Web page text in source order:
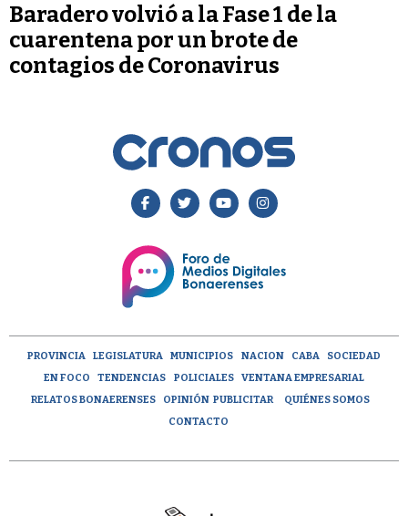
Baradero volvió a la Fase 1 de la
cuarentena por un brote de
contagios de Coronavirus
PROVINCIA LEGISLATURA MUNICIPIOS NACION CABA
SOCIEDAD
EN FOCO
TENDENCIAS POLICIALES
VENTANA EMPRESARIAL
RELATOS BONAERENSES
OPINIÓN PUBLICITAR
QUIÉNES SOMOS
CONTACTO